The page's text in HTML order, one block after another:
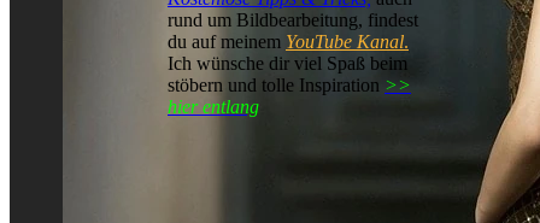
rund um Bildbearbeitung, findest
du auf meinem YouTube Kanal.
Ich wünsche dir viel Spaß beim
stöbern und tolle Inspiration >>
hier entlang